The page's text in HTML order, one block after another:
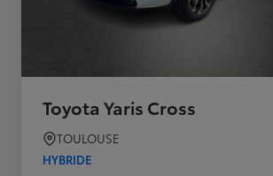
Toyota Yaris Cross
TOULOUSE
HYBRIDE